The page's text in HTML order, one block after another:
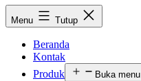
Menu Tutup
Beranda
Kontak
Produk
Buka menu